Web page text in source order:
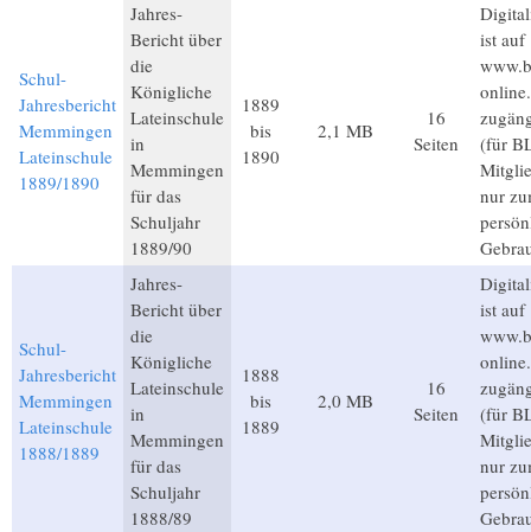
Schul-
Jahresbericht
Memmingen
Lateinschule
1889/1890
Jahres-
Bericht über
die
Königliche
Lateinschule
in
Memmingen
für das
Schuljahr
1889/90
1889
bis
1890
2,1 MB
16
Seiten
ist auf
(für
nur
Schul-
Jahresbericht
Memmingen
Lateinschule
1888/1889
Jahres-
Bericht über
die
Königliche
Lateinschule
in
Memmingen
für das
Schuljahr
1888/89
1888
bis
1889
2,0 MB
16
Seiten
ist auf
(für
nur